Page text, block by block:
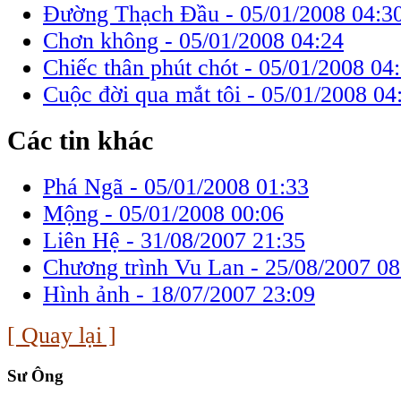
Đường Thạch Đầu - 05/01/2008
Chơn không - 05/01/2008 04:24
Chiếc thân phút chót - 05/01/2008
Cuộc đời qua mắt tôi - 05/01/2008
Các tin khác
Phá Ngã - 05/01/2008 01:33
Mộng - 05/01/2008 00:06
Liên Hệ - 31/08/2007 21:35
Chương trình Vu Lan - 25/08/2007
Hình ảnh - 18/07/2007 23:09
[ Quay lại ]
Sư Ông